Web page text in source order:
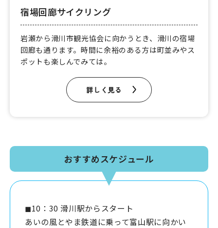
宿場回廊サイクリング
岩瀬から滑川市観光協会に向かうとき、滑川の宿場
回廊も通ります。時間に余裕のある方は町並みやス
ポットも楽しんでみては。
詳しく見る
おすすめスケジュール
◼︎10：30 滑川駅からスタート
あいの風とやま鉄道に乗って富山駅に向かい